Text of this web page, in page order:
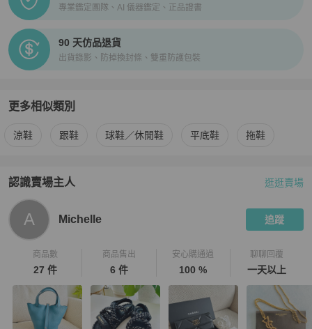
專業鑑定團隊、AI 儀器鑑定、正品證書
90 天仿品退貨
出貨錄影、防掉換封條、雙重防護包裝
更多相似類別
更多Chanel 女鞋 相似商品推薦
涼鞋 跟鞋 球鞋／休閒鞋 平底鞋 拖鞋
認識賣場主人
PopChill 拍拍圈嚴選賣家
逛逛賣場
A Michelle 追蹤
商品數
27 件
商品售出
6 件
安心購通過
100 %
聊聊回覆
一天以上